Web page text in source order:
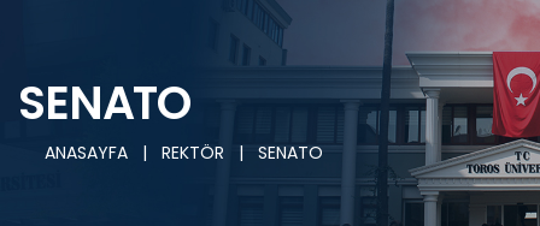
SENATO
ANASAYFA | REKTÖR | SENATO